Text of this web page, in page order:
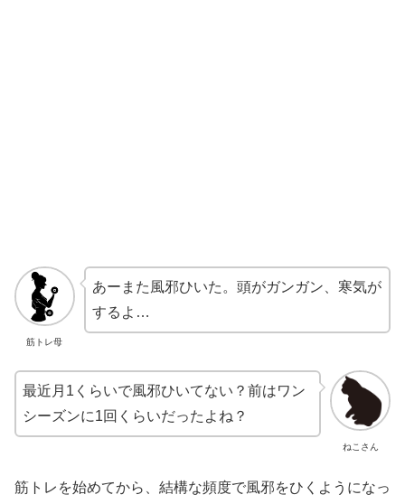
筋トレ母
あーまた風邪ひいた。頭がガンガン、寒気が
するよ…
ねこさん
最近月1くらいで風邪ひいてない？前はワン
シーズンに1回くらいだったよね？
筋トレを始めてから、結構な頻度で風邪をひくようになっ